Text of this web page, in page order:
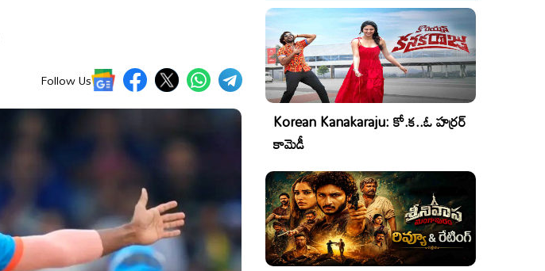
Follow Us
Korean Kanakaraju: కో.క..ఓ హర్రర్
కామెడీ